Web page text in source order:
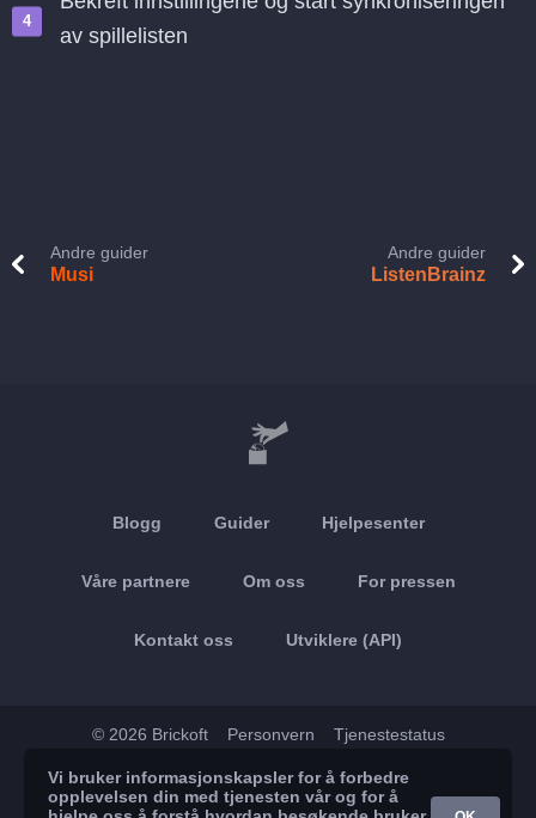
av spillelisten
Andre guider
Musi
Andre guider
ListenBrainz
Blogg Guider Hjelpesenter
Våre partnere Om oss For pressen
Kontakt oss Utviklere (API)
© 2026 Brickoft Personvern Tjenestestatus
App Store Google Play
Vi bruker informasjonskapsler for å forbedre
opplevelsen din med tjenesten vår og for å